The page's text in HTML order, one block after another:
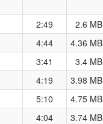
2:49
2.6 MB
4:44
4.36 MB
3:41
3.4 MB
4:19
3.98 MB
5:10
4.75 MB
4:04
3.74 MB